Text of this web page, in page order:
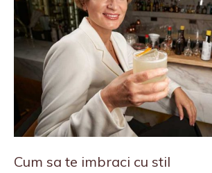
Cum sa te imbraci cu stil